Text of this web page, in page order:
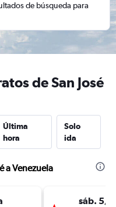
de búsqueda para
de San José
Última
hora
Solo
ida
a Venezuela
sáb. 5/